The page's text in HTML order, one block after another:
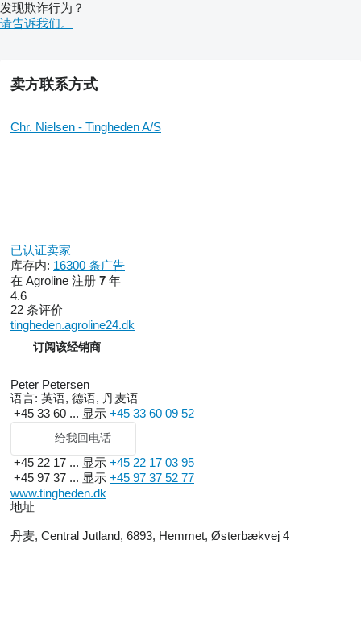
发现欺诈行为？
请告诉我们。
卖方联系方式
Chr. Nielsen - Tingheden A/S
已认证卖家
库存内: 16300 条广告
在 Agroline 注册 7 年
4.6
22 条评价
tingheden.agroline24.dk
订阅该经销商
Peter Petersen
语言: 英语, 德语, 丹麦语
+45 33 60 ... 显示 +45 33 60 09 52
给我回电话
+45 22 17 ... 显示 +45 22 17 03 95
+45 97 37 ... 显示 +45 97 37 52 77
www.tingheden.dk
地址
丹麦, Central Jutland, 6893, Hemmet, Østerbækvej 4